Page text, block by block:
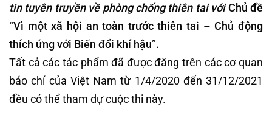
tin tuyên truyền về phòng chống thiên tai vớiChủ đề
“Vì một xã hội an toàn trước thiên tai – Chủ động
thích ứng với Biến đổi khí hậu”.
Tất cả các tác phẩm đã được đăng trên các cơ quan
báo chí của Việt Nam từ 1/4/2020 đến 31/12/2021
đều có thể tham dự cuộc thi này.